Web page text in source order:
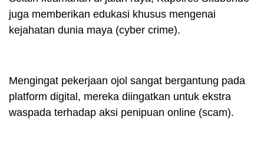
juga memberikan edukasi khusus mengenai
kejahatan dunia maya (cyber crime).
Mengingat pekerjaan ojol sangat bergantung pada
platform digital, mereka diingatkan untuk ekstra
waspada terhadap aksi penipuan online (scam).